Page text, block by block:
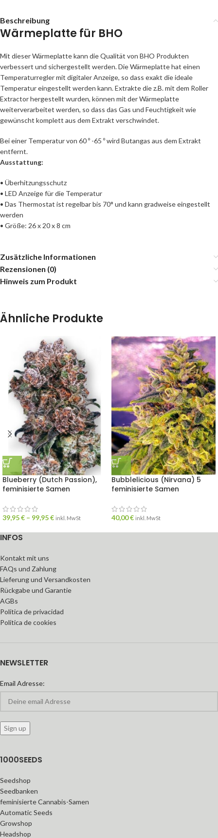
Beschreibung
Wärmeplatte für BHO
Mit dieser Wärmeplatte kann die Qualität von BHO Produkten
verbessert und sichergestellt werden. Die Wärmeplatte hat einen
Temperaturregler mit digitaler Anzeige, so dass exakt die ideale
Temperatur eingestellt werden kann. Extrakte die z.B. mit dem Roller
Extractor hergestellt wurden, können mit der Wärmeplatte
weiterverarbeitet werden, so dass das Gas und Feuchtigkeit wie
gewünscht komplett aus dem Extrakt verschwindet.
Bei einer Temperatur von 60 º -65 º wird Butangas aus dem Extrakt
entfernt.
Ausstattung:
• Überhitzungsschutz
• LED Anzeige für die Temperatur
• Das Thermostat ist regelbar bis 70° und kann gradweise eingestellt
werden
• Größe: 26 x 20 x 8 cm
Zusätzliche Informationen
Rezensionen (0)
Hinweis zum Produkt
Ähnliche Produkte
Blueberry (Dutch Passion),
feminisierte Samen
39,95€ – 99,95€ inkl. MwSt
Bubblelicious (Nirvana) 5
feminisierte Samen
40,00€ inkl. MwSt
INFOS
Kontakt mit uns
FAQs und Zahlung
Lieferung und Versandkosten
Rückgabe und Garantie
AGBs
Política de privacidad
Política de cookies
NEWSLETTER
Email Adresse:
1000SEEDS
Seedshop
Seedbanken
feminisierte Cannabis-Samen
Automatic Seeds
Growshop
Headshop